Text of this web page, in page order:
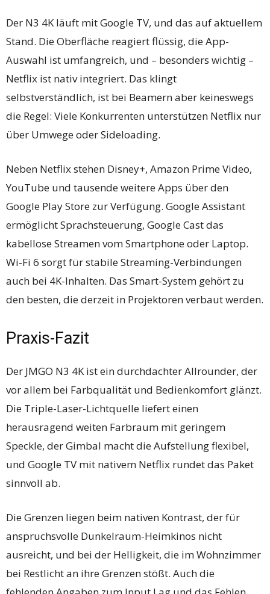
Der N3 4K läuft mit Google TV, und das auf aktuellem
Stand. Die Oberfläche reagiert flüssig, die App-
Auswahl ist umfangreich, und – besonders wichtig –
Netflix ist nativ integriert. Das klingt
selbstverständlich, ist bei Beamern aber keineswegs
die Regel: Viele Konkurrenten unterstützen Netflix nur
über Umwege oder Sideloading.
Neben Netflix stehen Disney+, Amazon Prime Video,
YouTube und tausende weitere Apps über den
Google Play Store zur Verfügung. Google Assistant
ermöglicht Sprachsteuerung, Google Cast das
kabellose Streamen vom Smartphone oder Laptop.
Wi-Fi 6 sorgt für stabile Streaming-Verbindungen
auch bei 4K-Inhalten. Das Smart-System gehört zu
den besten, die derzeit in Projektoren verbaut werden.
Praxis-Fazit
Der JMGO N3 4K ist ein durchdachter Allrounder, der
vor allem bei Farbqualität und Bedienkomfort glänzt.
Die Triple-Laser-Lichtquelle liefert einen
herausragend weiten Farbraum mit geringem
Speckle, der Gimbal macht die Aufstellung flexibel,
und Google TV mit nativem Netflix rundet das Paket
sinnvoll ab.
Die Grenzen liegen beim nativen Kontrast, der für
anspruchsvolle Dunkelraum-Heimkinos nicht
ausreicht, und bei der Helligkeit, die im Wohnzimmer
bei Restlicht an ihre Grenzen stößt. Auch die